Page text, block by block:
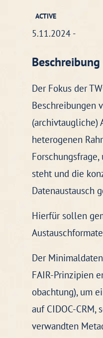
ACTIVE
5.11.2024 -
Beschreibung
Der Fokus der
Beschreibungen
(archivtaugliche)
heterogenen
steht und die
Datenaustausch
Hierfür sollen
Der
FAIR-Prinzipien
obachtung), um
auf CIDOC-
verwandten